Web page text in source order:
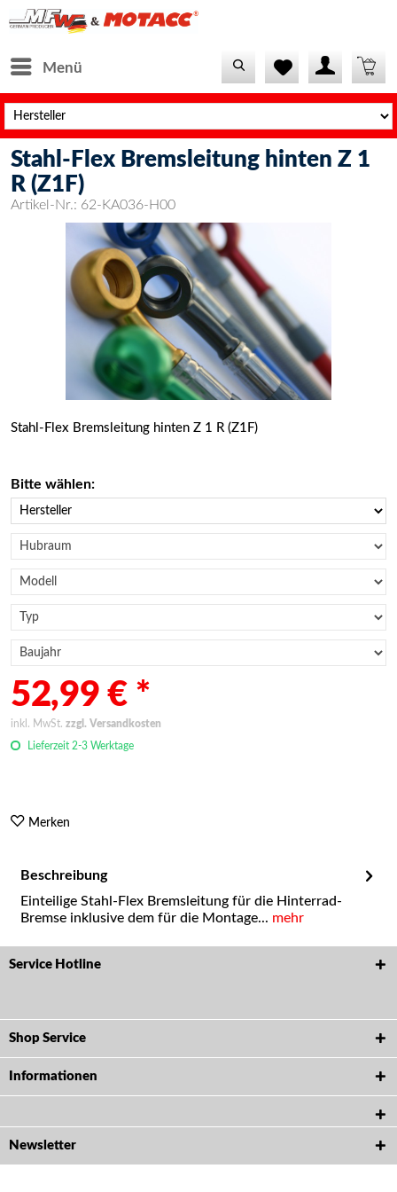
Menü
Stahl-Flex Bremsleitung hinten Z 1
R (Z1F)
Artikel-Nr.: 62-KA036-H00
Stahl-Flex Bremsleitung hinten Z 1 R (Z1F)
Bitte wählen:
52,99 € *
inkl. MwSt. zzgl. Versandkosten
Lieferzeit 2-3 Werktage
Merken
Beschreibung
Einteilige Stahl-Flex Bremsleitung für die Hinterrad-
Bremse inklusive dem für die Montage... mehr
Service Hotline
Shop Service
Informationen
Newsletter